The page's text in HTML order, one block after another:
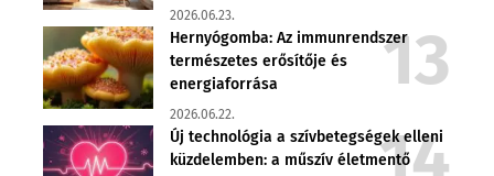
2026.06.23.
Hernyógomba: Az immunrendszer
természetes erősítője és
energiaforrása
2026.06.22.
Új technológia a szívbetegségek elleni
küzdelemben: a műszív életmentő